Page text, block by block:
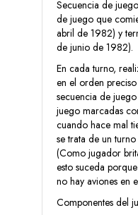
Secuencia de
de juego que
abril de 1982) y
de junio de 1982).
En cada turno,
en el orden
secuencia de
juego marcadas
cuando hace mal
se trata de un
(Como jugador
esto suceda
no hay aviones en
Componentes del